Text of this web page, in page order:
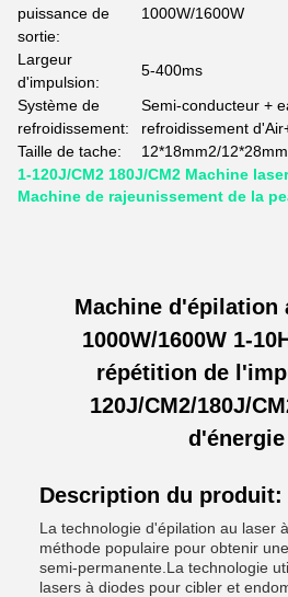
puissance de
sortie:
1000W/1600W
Largeur
d'impulsion:
5-400ms
Système de
refroidissement:
Semi-conducteur +
refroidissement
Taille de tache:
12*18mm2/
1-120J/CM2 180J/CM2 Machine
Machine de rajeunissement de la
Machine d'épilation
1000W/1600W 1-
répétition de
120J/CM2/180J/
d'énergie
Description du produit:
La technologie d'épilation au laser
méthode populaire pour obtenir
semi-permanente.La technologie
lasers à diodes pour cibler et